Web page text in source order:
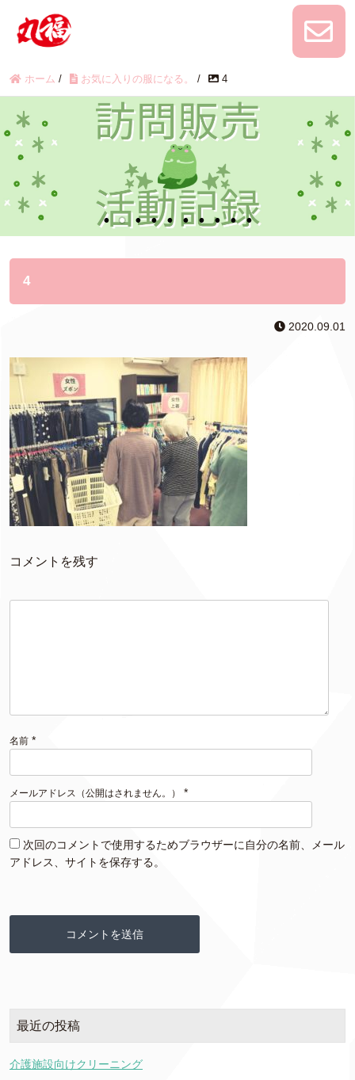
ホーム / お気に入りの服になる。 / 4
4
2020.09.01
コメントを残す
名前 *
メールアドレス（公開はされません。） *
次回のコメントで使用するためブラウザーに自分の名前、メール
アドレス、サイトを保存する。
最近の投稿
介護施設向けクリーニング